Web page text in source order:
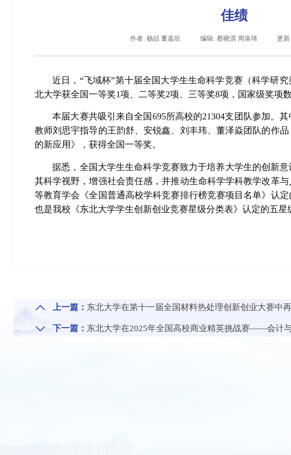
佳绩
作者: 杨喆 董嘉欣 编辑: 蔡晓淇 周洛琦 更新
近日，“飞域杯”第十届全国大学生生命科学竞赛（科学研
北大学获全国一等奖1项、二等奖2项、三等奖8项，国家级奖项
本届大赛共吸引来自全国695所高校的21304支团队参加。
教师刘思宇指导的王韵舒、安锐鑫、刘丰玮、董泽焱团队的作
的新应用》，获得全国一等奖。
据悉，全国大学生生命科学竞赛致力于培养大学生的创新
其科学视野，增强社会责任感，并推动生命科学学科教学改革
等教育学会《全国普通高校学科竞赛排行榜竞赛项目名单》认
也是我校《东北大学学生创新创业竞赛星级分类表》认定的五星
上一篇： 东北大学在第十一届全国材料热处理创新创业大赛中
下一篇： 东北大学在2025年全国高校商业精英挑战赛——会计
辽宁省卓越工程师培养联合体在东北大学成立